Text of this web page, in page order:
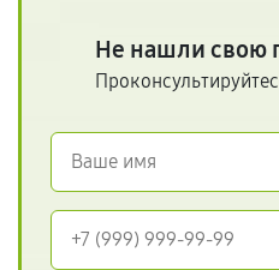
Не нашли свою